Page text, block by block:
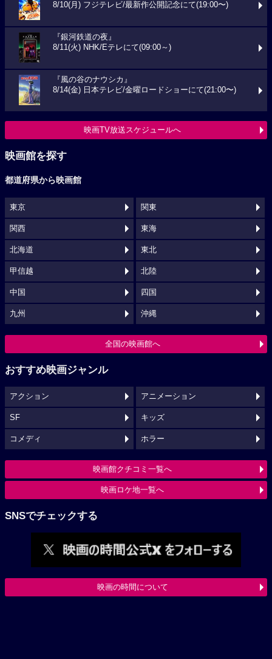
8/10(月) フジテレビ/最新作公開記念にて(19:00〜)
『銀河鉄道の夜』
8/11(火) NHK/Eテレにて(09:00～)
『風の谷のナウシカ』
8/14(金) 日本テレビ/金曜ロードショーにて(21:00〜)
映画TV放送スケジュールへ
映画館を探す
都道府県から映画館
東京 関東
関西 東海
北海道 東北
甲信越 北陸
中国 四国
九州 沖縄
全国の映画館へ
おすすめ映画ジャンル
アクション アニメーション
SF キッズ
コメディ ホラー
映画館クチコミ一覧へ
映画ロケ地一覧へ
SNSでチェックする
映画の時間について